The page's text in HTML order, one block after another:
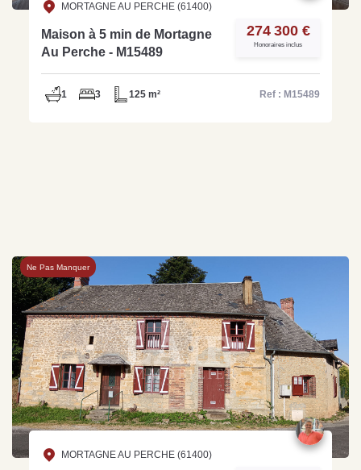
MORTAGNE AU PERCHE (61400)
Maison à 5 min de Mortagne
Au Perche - M15489
274 300 €
Honoraires inclus
1 3 125 m² Ref : M15489
Ne Pas Manquer
MORTAGNE AU PERCHE (61400)